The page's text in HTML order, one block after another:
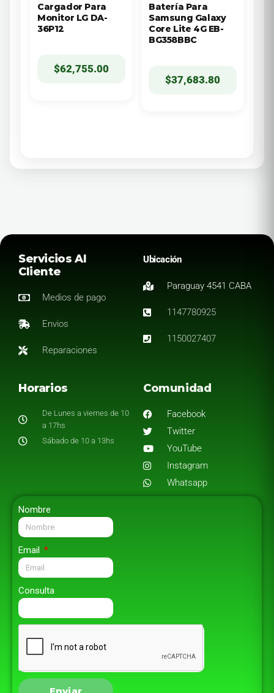
Cargador Para
Monitor LG DA-
36P12
$62,755.00
Batería Para
Samsung Galaxy
Core Lite 4G EB-
BG358BBC
$37,683.80
Servicios Al
Cliente
Medios de pago
Envios
Reparaciones
Ubicación
Paraguay 4541 CABA
1147780925
1150027407
Horarios
De Lunes a viernes de 10
a 17hs
Sábado de 10 a 13hs
Comunidad
Facebook
Twitter
YouTube
Instagram
Whatsapp
Nombre
Email
Consulta